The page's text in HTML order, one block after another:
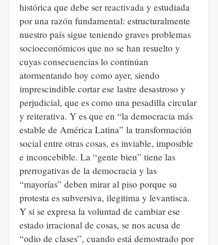
histórica que debe ser reactivada y estudiada
por una razón fundamental: estructuralmente
nuestro país sigue teniendo graves problemas
socioeconómicos que no se han resuelto y
cuyas consecuencias lo continúan
atormentando hoy como ayer, siendo
imprescindible cortar ese lastre desastroso y
perjudicial, que es como una pesadilla circular
y reiterativa. Y es que en “la democracia más
estable de América Latina” la transformación
social entre otras cosas, es inviable, imposible
e inconcebible. La “gente bien” tiene las
prerrogativas de la democracia y las
“mayorías” deben mirar al piso porque su
protesta es subversiva, ilegitima y levantisca.
Y si se expresa la voluntad de cambiar ese
estado irracional de cosas, se nos acusa de
“odio de clases”, cuando está demostrado por